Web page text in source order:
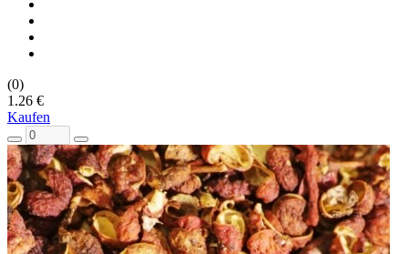
(0)
1.26 €
Kaufen